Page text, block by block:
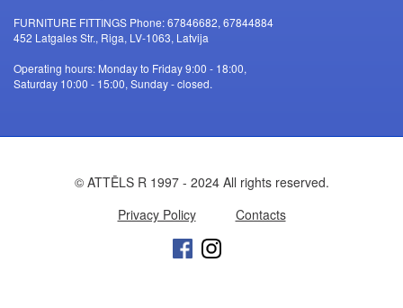
FURNITURE FITTINGS Phone: 67846682, 67844884
452 Latgales Str., Riga, LV-1063, Latvija
Operating hours: Monday to Friday 9:00 - 18:00,
Saturday 10:00 - 15:00, Sunday - closed.
© ATTĒLS R 1997 - 2024 All rights reserved.
Privacy Policy
Contacts